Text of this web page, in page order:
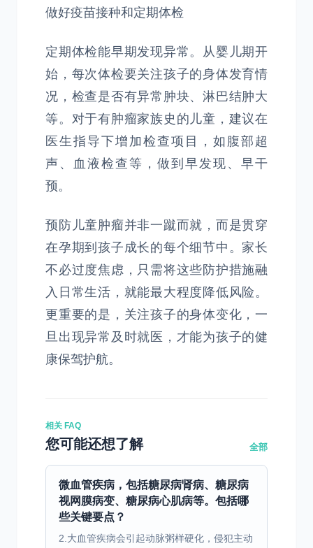
做好疫苗接种和定期体检
定期体检能早期发现异常。从婴儿期开
始，每次体检要关注孩子的身体发育情
况，检查是否有异常肿块、淋巴结肿大
等。对于有肿瘤家族史的儿童，建议在
医生指导下增加检查项目，如腹部超
声、血液检查等，做到早发现、早干
预。
预防儿童肿瘤并非一蹴而就，而是贯穿
在孕期到孩子成长的每个细节中。家长
不必过度焦虑，只需将这些防护措施融
入日常生活，就能最大程度降低风险。
更重要的是，关注孩子的身体变化，一
旦出现异常及时就医，才能为孩子的健
康保驾护航。
相关 FAQ
您可能还想了解 全部
微血管疾病，包括糖尿病肾病、糖尿病
视网膜病变、糖尿病心肌病等。包括哪
些关键要点？
2.大血管疾病会引起动脉粥样硬化，侵犯主动